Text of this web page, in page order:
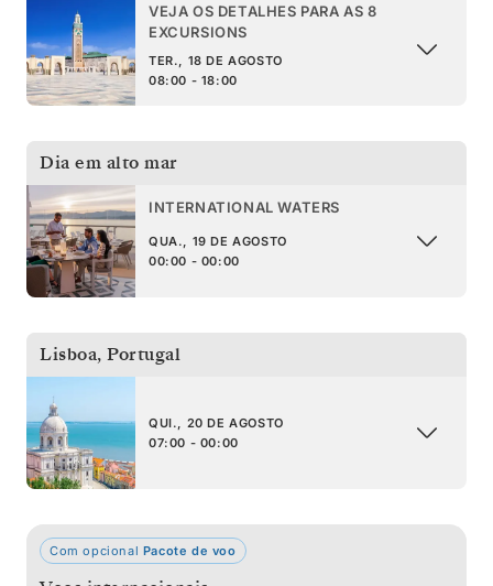
VEJA OS DETALHES PARA AS 8
EXCURSIONS
TER., 18 DE AGOSTO
08:00 - 18:00
Dia em alto mar
INTERNATIONAL WATERS
QUA., 19 DE AGOSTO
00:00 - 00:00
Lisboa, Portugal
QUI., 20 DE AGOSTO
07:00 - 00:00
Com opcional Pacote de voo